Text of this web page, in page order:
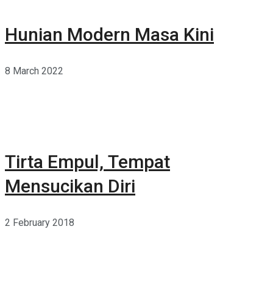
Hunian Modern Masa Kini
8 March 2022
Tirta Empul, Tempat
Mensucikan Diri
2 February 2018